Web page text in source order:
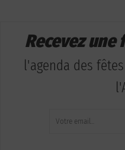
Recevez une
l'agenda des